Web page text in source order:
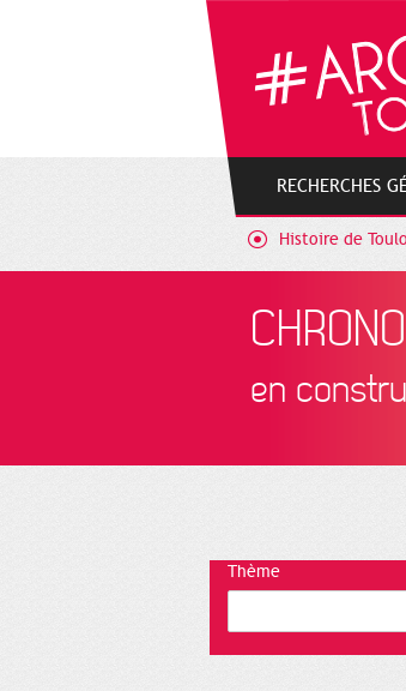
RECHERCHES
Histoire de
en
Thème
Gestion de vos préférences sur les cookies